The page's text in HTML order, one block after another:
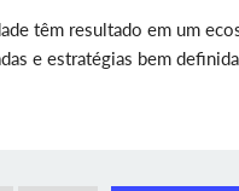
têm resultado em um
e estratégias bem